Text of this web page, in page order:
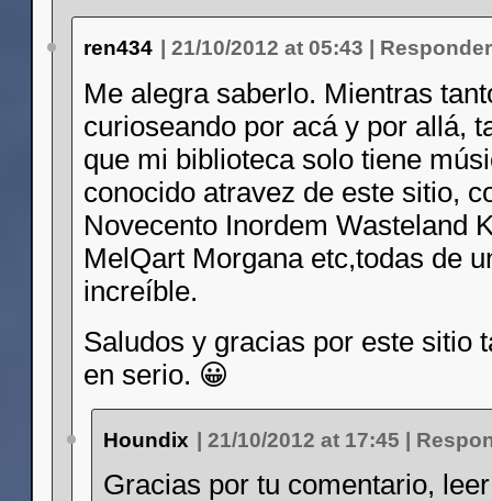
ren434 21/10/2012 at 05:43 Responder
Me alegra saberlo. Mientras
curioseando por acá y por allá,
que mi biblioteca solo tiene
conocido atravez de este sitio,
Novecento Inordem Wasteland
MelQart Morgana etc,todas de
increíble.
Saludos y gracias por este sitio
en serio. 😀
Houndix | 21/10/2012 at 17:45 |
Gracias por tu comentario,